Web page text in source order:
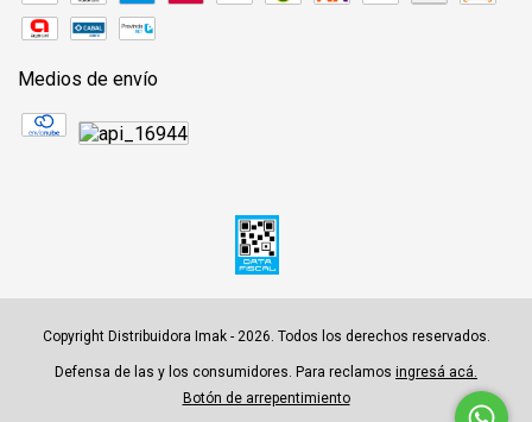
Medios de envío
Copyright Distribuidora Imak - 2026. Todos los derechos reservados.
Defensa de las y los consumidores. Para reclamos ingresá acá.
Botón de arrepentimiento